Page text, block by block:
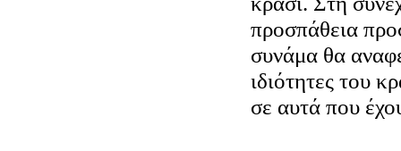
προσπάθεια
συνάμα θα
ιδιότητες του
σε αυτά που